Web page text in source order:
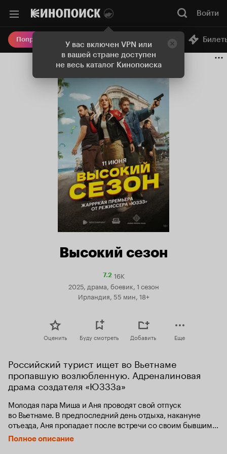
У вас включен VPN или
в вашей стране доступен
не весь каталог Кинопоиска
Войти
Попробовать Плюс Онлайн-кинотеатр
Высокий сезон
7.2Рейтинг
Кинопоиска
7.2
16K
2025, драма, боевик, 1 сезон
Ирландия, 55 мин, 18+
Оценить Буду смотреть Добавить Еще
Российский турист ищет во Вьетнаме
пропавшую возлюбленную. Адреналиновая
драма создателя «ЮЗЗЗа»
Молодая пара Миша и Аня проводят свой отпуск
во Вьетнаме. В предпоследний день отдыха, накануне
отъезда, Аня пропадает после встречи со своим бывшим
бойфрендом Сахаром, которого считала мертвым.
Столкнувшись с безразличием местной полиции, Миша
Полное описание